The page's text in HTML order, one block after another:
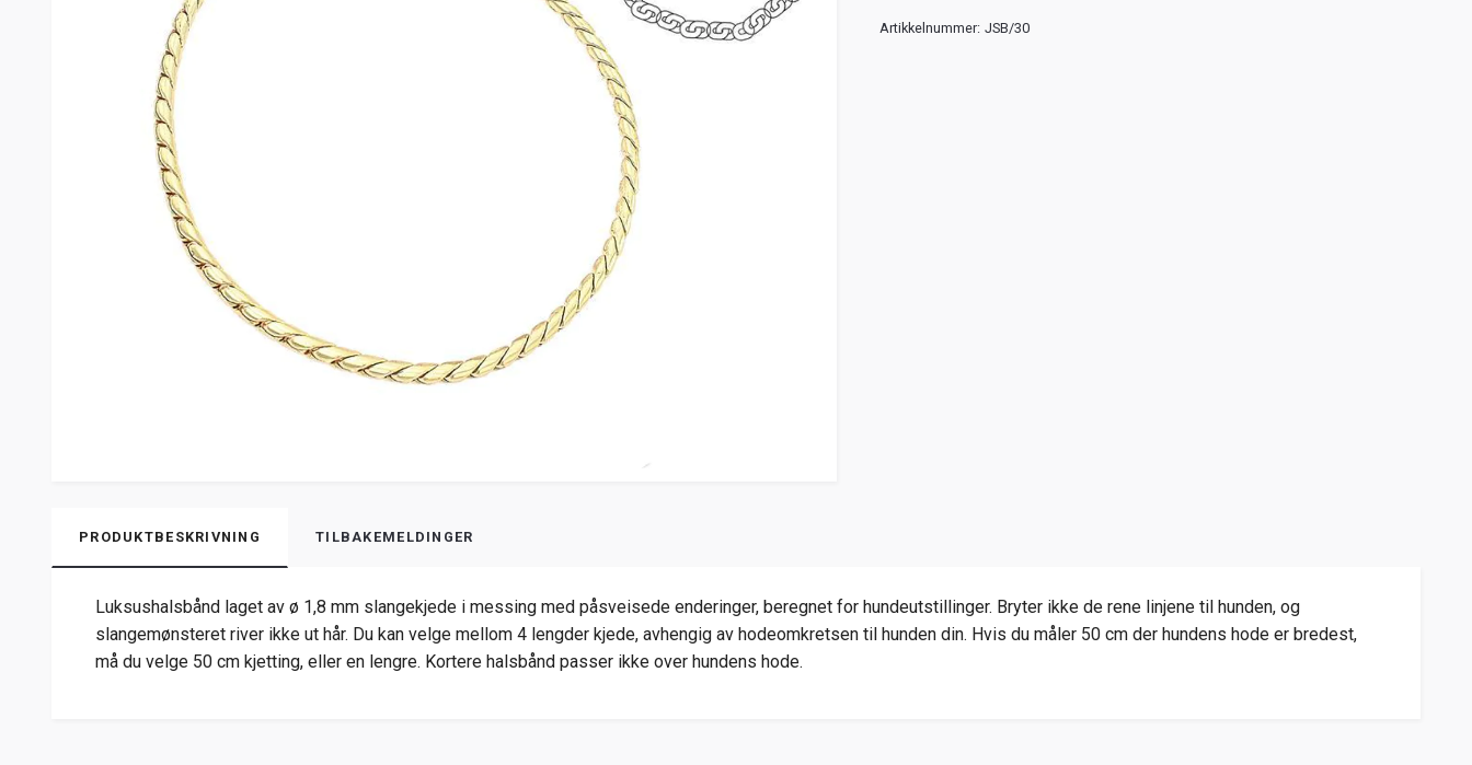
Artikkelnummer: JSB/30
PRODUKTBESKRIVNING TILBAKEMELDINGER
Luksushalsbånd laget av ø 1,8 mm slangekjede i messing med påsveisede enderinger, beregnet for hundeutstillinger. Bryter ikke de rene linjene til hunden, og
slangemønsteret river ikke ut hår. Du kan velge mellom 4 lengder kjede, avhengig av hodeomkretsen til hunden din. Hvis du måler 50 cm der hundens hode er bredest,
må du velge 50 cm kjetting, eller en lengre. Kortere halsbånd passer ikke over hundens hode.